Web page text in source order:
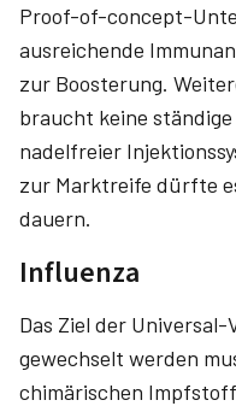
Proof-of-concept-
ausreichende
zur Boosterung.
braucht keine
nadelfreier
zur Marktreife dürfte
dauern.
Influenza
Das Ziel der
gewechselt werden
chimärischen